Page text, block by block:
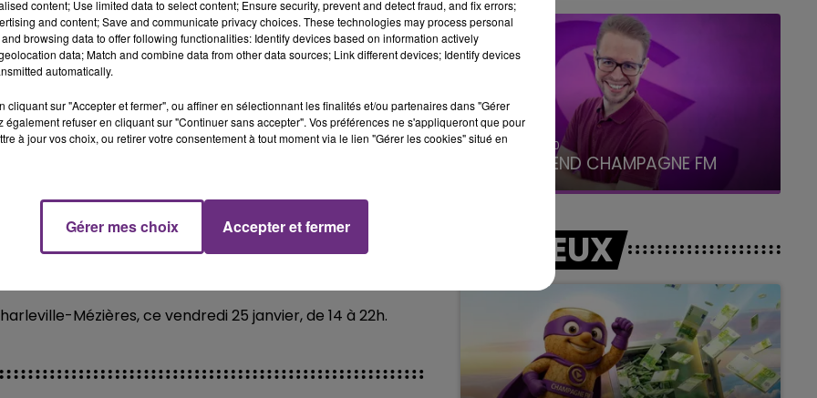
de l'Orientation, qui se tient, demain, vendredi 25
les différents acteurs de la formation de la région
et de leurs parents.
de chaque secteur :
Mézières, ce vendredi 25 janvier, de 14 à 22h.
16h00 - 20h00 7h00 - 12h00
LE WEEK-END CHAMPAGNE FM
LES JEUX
content; Use limited data to select content; Ensure security, prevent and detect fraud, and fix errors;
and content; Save and communicate privacy choices. These technologies may process personal
browsing data to offer following functionalities: Identify devices based on information actively
data; Match and combine data from other data sources; Link different devices; Identify devices
automatically.
cliquant sur "Accepter et fermer", ou affiner en sélectionnant les finalités et/ou partenaires dans "Gérer
également refuser en cliquant sur "Continuer sans accepter". Vos préférences ne s'appliqueront que pour
à jour vos choix, ou retirer votre consentement à tout moment via le lien "Gérer les cookies" situé en
Gérer mes choix Accepter et fermer